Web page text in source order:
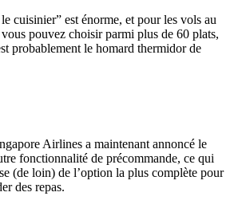
cuisinier” est énorme, et pour les vols au
pouvez choisir parmi plus de 60 plats,
probablement le homard thermidor de
Airlines a maintenant annoncé le
fonctionnalité de précommande, ce qui
(de loin) de l’option la plus complète pour
des repas.